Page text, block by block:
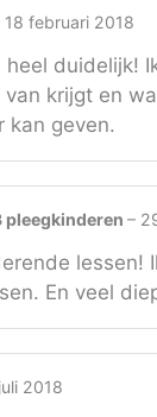
18 februari 2018
heel duidelijk!
van krijgt en
kan geven.
pleegkinderen –
En veel
2018